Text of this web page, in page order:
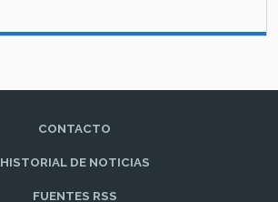
CONTACTO
HISTORIAL DE NOTICIAS
FUENTES RSS